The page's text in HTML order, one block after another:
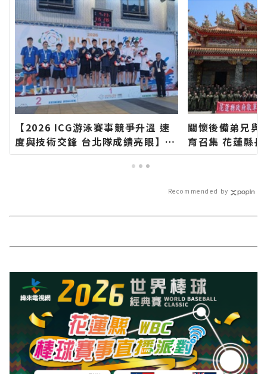
【2026 ICG游泳賽事競爭升溫 速
度與技術交鋒 台北隊成績亮眼】∣
花蓮新聞網官方網站各類新聞－最
快速的今日新聞報導 最新的在地資
關懷後備弟兄與
育召集 花蓮縣
∣花蓮新聞網官
Recommended by